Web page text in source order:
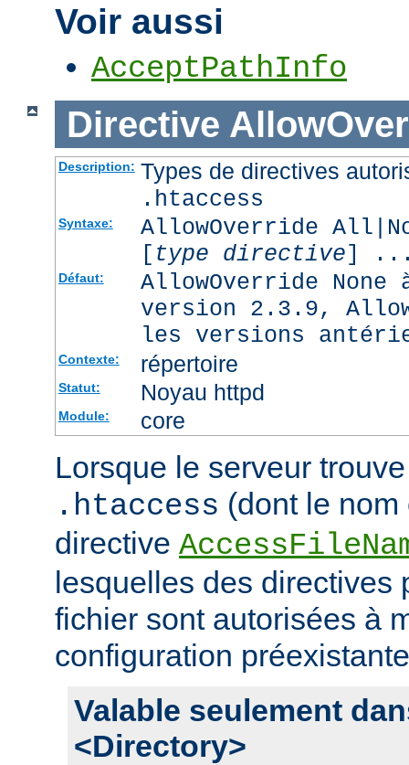
Voir aussi
AcceptPathInfo
Directive
Description: Types de directives
.htaccess
Syntaxe:
AllowOverride
[ type directive]
Défaut:
AllowOverride
version 2.3.9,
les versions
Contexte: répertoire
Statut: Noyau httpd
Module: core
Lorsque le serveur
.htaccess (dont le
directive
lesquelles des directives
fichier sont autorisées à
configuration
Valable seulement
<Directory>